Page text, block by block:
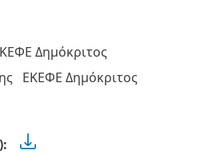
Δημόκριτος
ΕΚΕΦΕ Δημόκριτος